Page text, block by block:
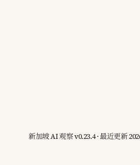
新加坡 AI 观察 v0.23.4 · 最近更新